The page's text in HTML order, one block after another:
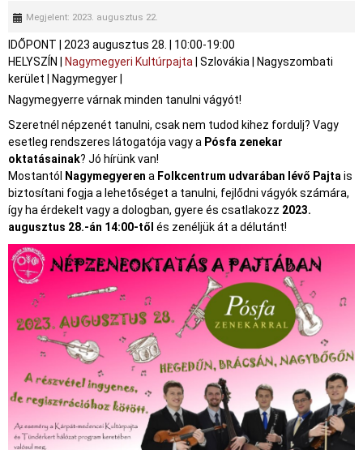
Megjelent: 2023. augusztus 22.
IDŐPONT 2023 augusztus 28.
10:00-19:00
HELYSZÍN
Nagymegyeri Kultúrpajta Szlovákia
Nagyszombati
kerület
Nagymegyer
Nagymegyerre várnak minden tanulni vágyót!
Szeretnél népzenét tanulni, csak nem tudod kihez fordulj? Vagy
esetleg rendszeres látogatója vagy a Pósfa zenekar
oktatásainak? Jó hírünk van!
Mostantól
Nagymegyeren a Folkcentrum udvarában lévő Pajta is
biztosítani fogja a lehetőséget a tanulni, fejlődni vágyók számára,
így ha érdekelt vagy a dologban, gyere és csatlakozz 2023.
augusztus 28.-án 14:00-től és zenéljük át a délutánt!